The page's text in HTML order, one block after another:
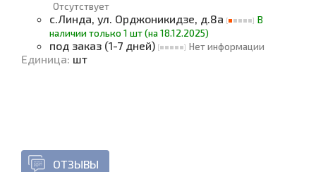
Отсутствует
с.Линда, ул. Орджоникидзе, д.8а
В
наличии только 1 шт (на 18.12.2025)
под заказ (1-7 дней) Нет информации
Единица: шт
ОТЗЫВЫ